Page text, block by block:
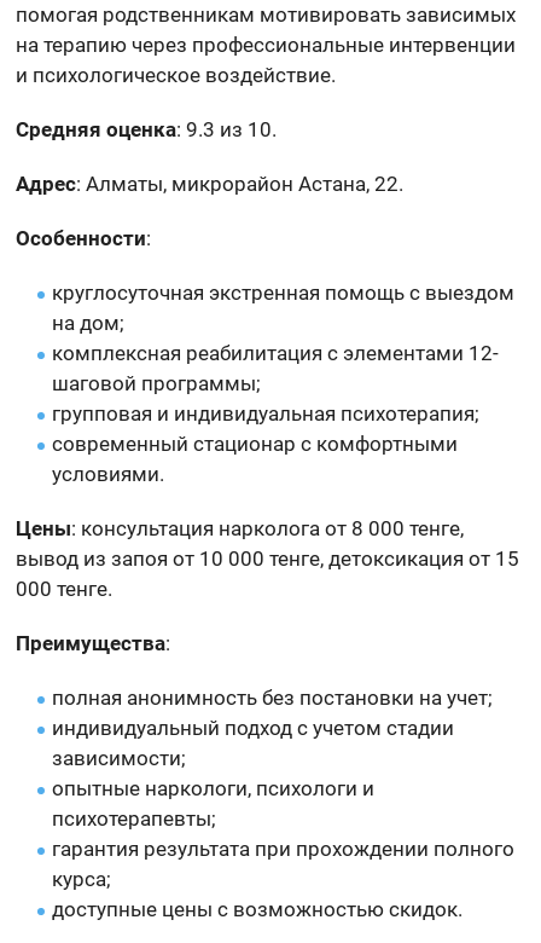
помогая родственникам мотивировать зависимых
на терапию через профессиональные интервенции
и психологическое воздействие.
Средняя оценка: 9.3 из 10.
Адрес: Алматы, микрорайон Астана, 22.
Особенности:
круглосуточная экстренная помощь с выездом
на дом;
комплексная реабилитация с элементами 12-
шаговой программы;
групповая и индивидуальная психотерапия;
современный стационар с комфортными
условиями.
Цены: консультация нарколога от 8 000 тенге,
вывод из запоя от 10 000 тенге, детоксикация от 15
000 тенге.
Преимущества:
полная анонимность без постановки на учет;
индивидуальный подход с учетом стадии
зависимости;
опытные наркологи, психологи и
психотерапевты;
гарантия результата при прохождении полного
курса;
доступные цены с возможностью скидок.